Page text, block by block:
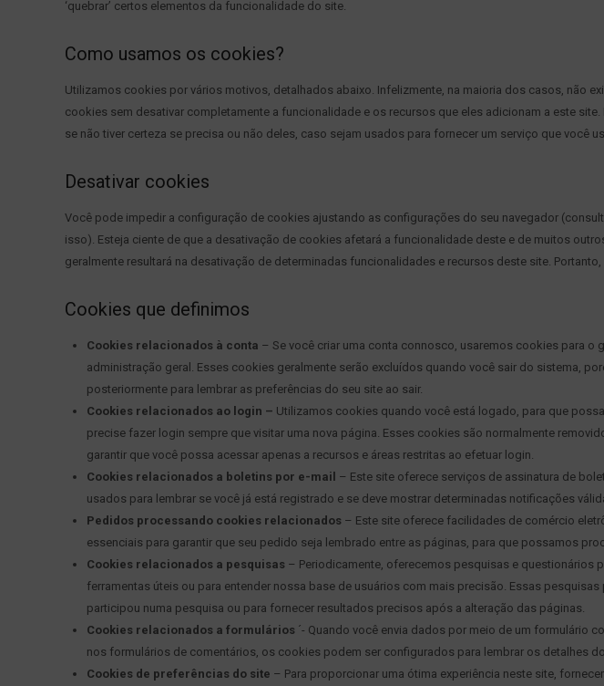
‘quebrar’ certos elementos da funcionalidade do site.
Como usamos os cookies?
Utilizamos cookies por vários motivos, detalhados abaixo. Infelizmente, na maioria dos casos, não
cookies sem desativar completamente a funcionalidade e os recursos que eles adicionam a este
se não tiver certeza se precisa ou não deles, caso sejam usados ​​para fornecer um serviço que você
Desativar cookies
Você pode impedir a configuração de cookies ajustando as configurações do seu navegador
isso). Esteja ciente de que a desativação de cookies afetará a funcionalidade deste e de muitos
geralmente resultará na desativação de determinadas funcionalidades e recursos deste site.
Cookies que definimos
Cookies relacionados à conta – Se você criar uma conta connosco, usaremos cookies para o
administração geral. Esses cookies geralmente serão excluídos quando você sair do sistema,
posteriormente para lembrar as preferências do seu site ao sair.
Cookies relacionados ao login – Utilizamos cookies quando você está logado, para que
precise fazer login sempre que visitar uma nova página. Esses cookies são normalmente
garantir que você possa acessar apenas a recursos e áreas restritas ao efetuar login.
Cookies relacionados a boletins por e-mail – Este site oferece serviços de assinatura de
usados ​​para lembrar se você já está registrado e se deve mostrar determinadas notificações
Pedidos processando cookies relacionados – Este site oferece facilidades de comércio
essenciais para garantir que seu pedido seja lembrado entre as páginas, para que possamos
Cookies relacionados a pesquisas – Periodicamente, oferecemos pesquisas e questionários
ferramentas úteis ou para entender nossa base de usuários com mais precisão. Essas
participou numa pesquisa ou para fornecer resultados precisos após a alteração das páginas.
Cookies relacionados a formulários ´- Quando você envia dados por meio de um formulário
nos formulários de comentários, os cookies podem ser configurados para lembrar os detalhes
Cookies de preferências do site – Para proporcionar uma ótima experiência neste site,